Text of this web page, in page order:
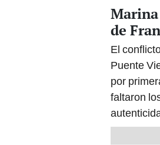
Marina
de
El
Puente
por
faltaron